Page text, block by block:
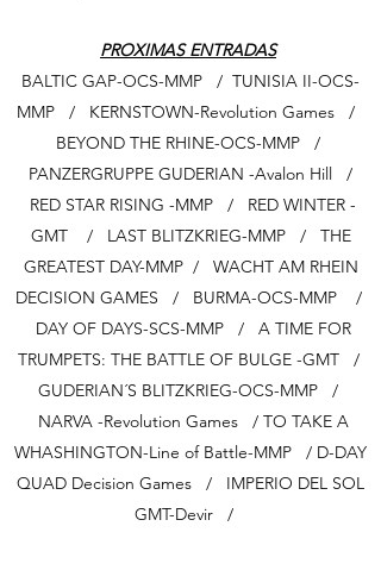
PROXIMAS ENTRADAS
BALTIC GAP-OCS-MMP / TUNISIA II-OCS-
MMP / KERNSTOWN-Revolution Games /
BEYOND THE RHINE-OCS-MMP /
PANZERGRUPPE GUDERIAN -Avalon Hill /
RED STAR RISING -MMP / RED WINTER -
GMT / LAST BLITZKRIEG-MMP / THE
GREATEST DAY-MMP / WACHT AM RHEIN
DECISION GAMES / BURMA-OCS-MMP /
DAY OF DAYS-SCS-MMP / A TIME FOR
TRUMPETS: THE BATTLE OF BULGE -GMT /
GUDERIAN´S BLITZKRIEG-OCS-MMP /
NARVA -Revolution Games / TO TAKE A
WHASHINGTON-Line of Battle-MMP / D-DAY
QUAD Decision Games / IMPERIO DEL SOL
GMT-Devir /